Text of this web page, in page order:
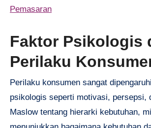
Pemasaran
Faktor Psikologis
Perilaku
Perilaku konsumen sangat
psikologis seperti motivasi, persepsi,
Maslow tentang hierarki kebutuhan,